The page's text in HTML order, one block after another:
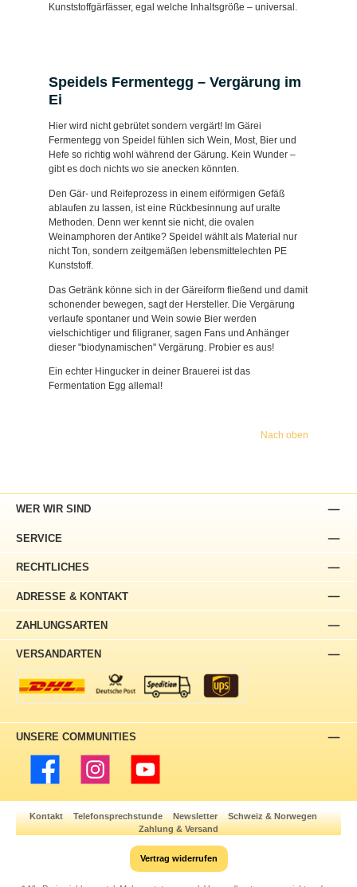
Kunststoffgärfässer, egal welche Inhaltsgröße – universal.
Speidels Fermentegg – Vergärung im
Ei
Hier wird nicht gebrütet sondern vergärt! Im Gärei
Fermentegg von Speidel fühlen sich Wein, Most, Bier und
Hefe so richtig wohl während der Gärung. Kein Wunder –
gibt es doch nichts wo sie anecken könnten.
Den Gär- und Reifeprozess in einem eiförmigen Gefäß
ablaufen zu lassen, ist eine Rückbesinnung auf uralte
Methoden. Denn wer kennt sie nicht, die ovalen
Weinamphoren der Antike? Speidel wählt als Material nur
nicht Ton, sondern zeitgemäßen lebensmittelechten PE
Kunststoff.
Das Getränk könne sich in der Gäreiform fließend und damit
schonender bewegen, sagt der Hersteller. Die Vergärung
verlaufe spontaner und Wein sowie Bier werden
vielschichtiger und filigraner, sagen Fans und Anhänger
dieser "biodynamischen" Vergärung. Probier es aus!
Ein echter Hingucker in deiner Brauerei ist das
Fermentation Egg allemal!
Nach oben
ADRESSE & KONTAKT
WER WIR SIND
SERVICE
RECHTLICHES
ZAHLUNGSARTEN
VERSANDARTEN
UNSERE COMMUNITIES
Facebook Instagram YouTube
Kontakt Telefonsprechstunde Newsletter
Schweiz & Norwegen
Zahlung & Versand
Vertrag widerrufen